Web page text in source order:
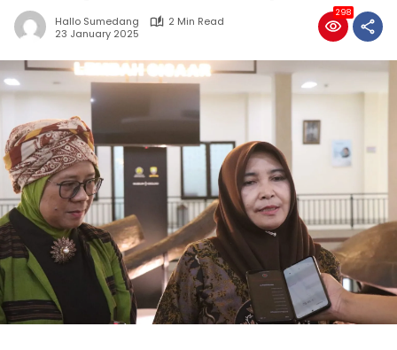
Hallo Sumedang
2 Min Read
23 January 2025
298